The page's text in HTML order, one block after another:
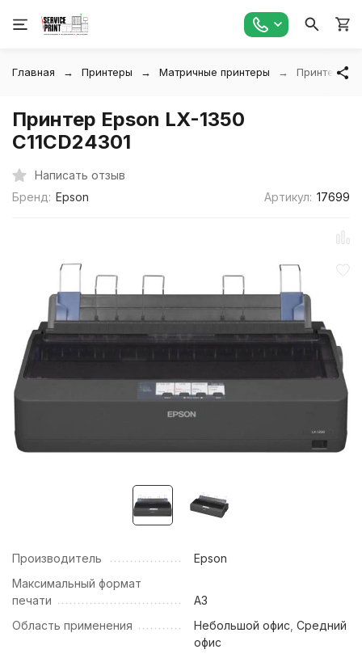
Главная Принтеры Матричные принтеры Принтер
Принтер Epson LX-1350
C11CD24301
Написать отзыв
Бренд: Epson Артикул: 17699
Производитель
Epson
Максимальный формат
печати
А3
Область применения
Небольшой офис Средний
офис